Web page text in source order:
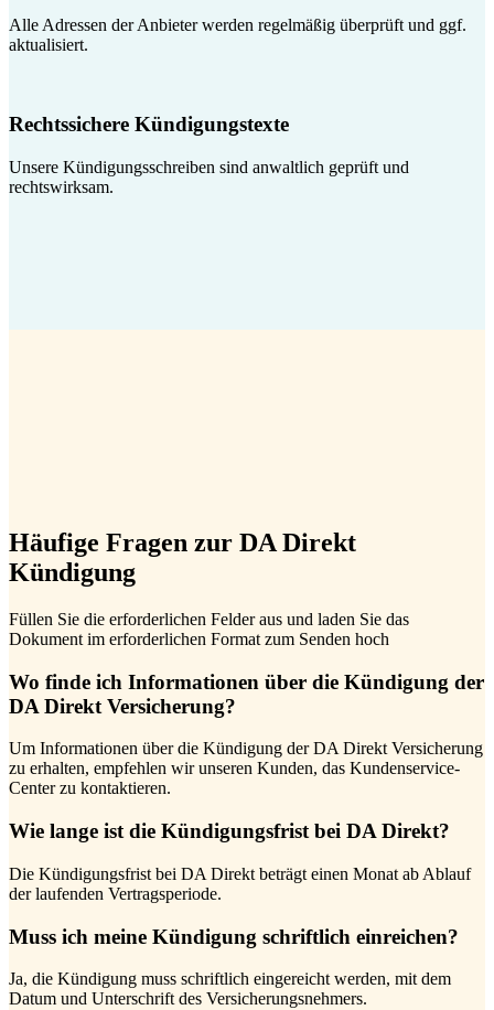
Alle Adressen der Anbieter werden regelmäßig überprüft und ggf.
aktualisiert.
Rechtssichere Kündigungstexte
Unsere Kündigungsschreiben sind anwaltlich geprüft und
rechtswirksam.
Häufige Fragen zur DA Direkt
Kündigung
Füllen Sie die erforderlichen Felder aus und laden Sie das
Dokument im erforderlichen Format zum Senden hoch
Wo finde ich Informationen über die Kündigung der
DA Direkt Versicherung?
Um Informationen über die Kündigung der DA Direkt Versicherung
zu erhalten, empfehlen wir unseren Kunden, das Kundenservice-
Center zu kontaktieren.
Wie lange ist die Kündigungsfrist bei DA Direkt?
Die Kündigungsfrist bei DA Direkt beträgt einen Monat ab Ablauf
der laufenden Vertragsperiode.
Muss ich meine Kündigung schriftlich einreichen?
Ja, die Kündigung muss schriftlich eingereicht werden, mit dem
Datum und Unterschrift des Versicherungsnehmers.